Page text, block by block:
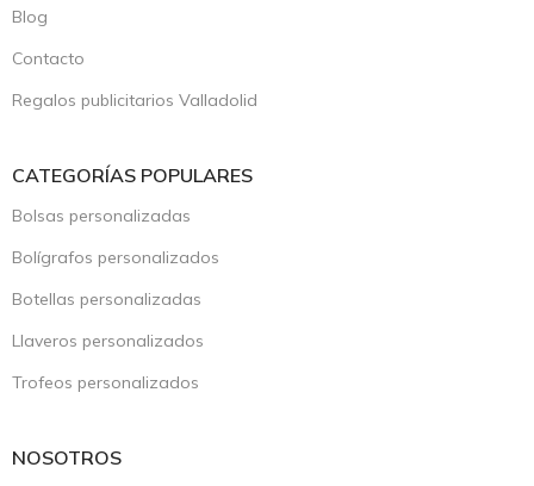
Blog
Contacto
Regalos publicitarios Valladolid
CATEGORÍAS POPULARES
Bolsas personalizadas
Bolígrafos personalizados
Botellas personalizadas
Llaveros personalizados
Trofeos personalizados
NOSOTROS